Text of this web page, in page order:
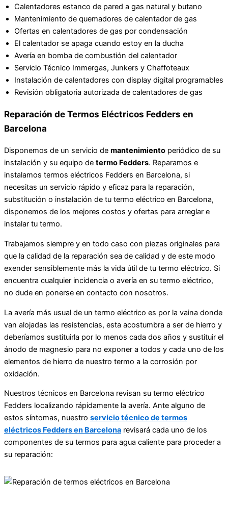
Calentadores estanco de pared a gas natural y butano
Mantenimiento de quemadores de calentador de gas
Ofertas en calentadores de gas por condensación
El calentador se apaga cuando estoy en la ducha
Avería en bomba de combustión del calentador
Servicio Técnico Immergas, Junkers y Chaffoteaux
Instalación de calentadores con display digital programables
Revisión obligatoria autorizada de calentadores de gas
Reparación de Termos Eléctricos Fedders en
Barcelona
Disponemos de un servicio de mantenimiento periódico de su
instalación y su equipo de termo Fedders. Reparamos e
instalamos termos eléctricos Fedders en Barcelona, si
necesitas un servicio rápido y eficaz para la reparación,
substitución o instalación de tu termo eléctrico en Barcelona,
disponemos de los mejores costos y ofertas para arreglar e
instalar tu termo.
Trabajamos siempre y en todo caso con piezas originales para
que la calidad de la reparación sea de calidad y de este modo
exender sensiblemente más la vida útil de tu termo eléctrico. Si
encuentra cualquier incidencia o avería en su termo eléctrico,
no dude en ponerse en contacto con nosotros.
La avería más usual de un termo eléctrico es por la vaina donde
van alojadas las resistencias, esta acostumbra a ser de hierro y
deberíamos sustituirla por lo menos cada dos años y sustituir el
ánodo de magnesio para no exponer a todos y cada uno de los
elementos de hierro de nuestro termo a la corrosión por
oxidación.
Nuestros técnicos en Barcelona revisan su termo eléctrico
Fedders localizando rápidamente la avería. Ante alguno de
estos síntomas, nuestro servicio técnico de termos
eléctricos Fedders en Barcelona revisará cada uno de los
componentes de su termos para agua caliente para proceder a
su reparación: